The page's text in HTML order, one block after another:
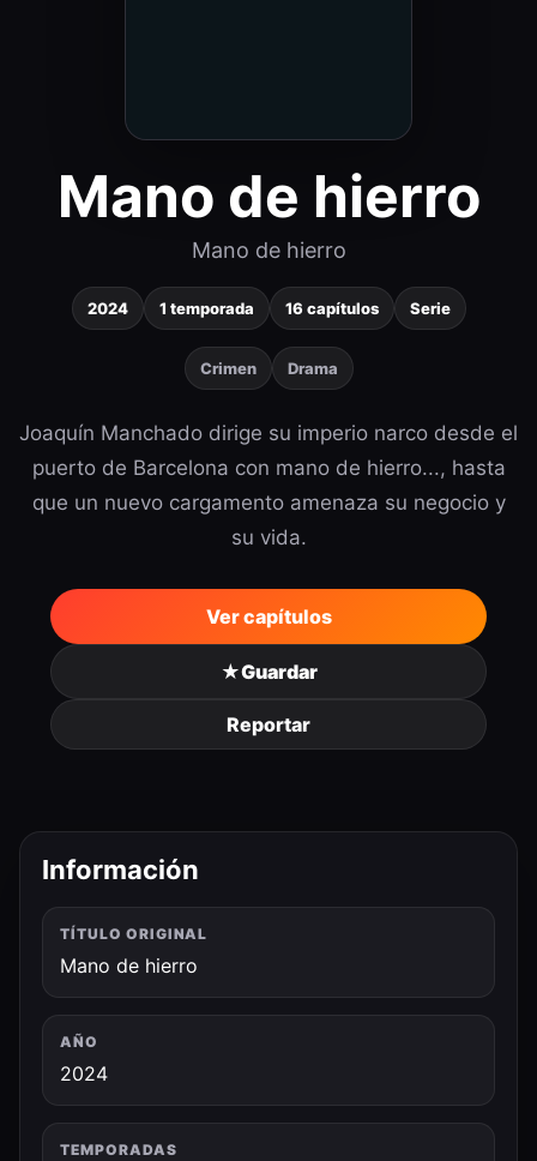
Mano de hierro
Mano de hierro
2024 1 temporada 16 capítulos Serie
Crimen Drama
Joaquín Manchado dirige su imperio narco desde el
puerto de Barcelona con mano de hierro..., hasta
que un nuevo cargamento amenaza su negocio y
su vida.
Ver capítulos
★Guardar
Reportar
Información
TÍTULO ORIGINAL
Mano de hierro
AÑO
2024
TEMPORADAS